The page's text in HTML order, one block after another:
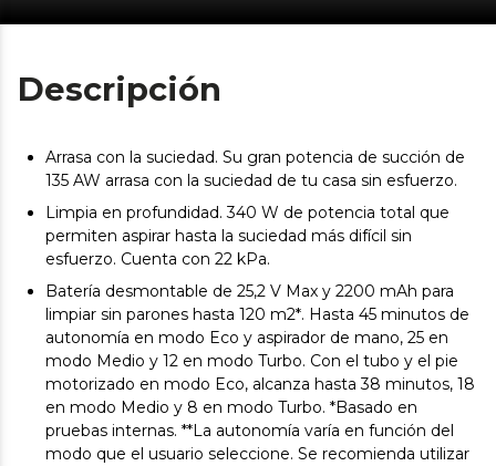
Descripción
Arrasa con la suciedad. Su gran potencia de succión de
135 AW arrasa con la suciedad de tu casa sin esfuerzo.
Limpia en profundidad. 340 W de potencia total que
permiten aspirar hasta la suciedad más difícil sin
esfuerzo. Cuenta con 22 kPa.
Batería desmontable de 25,2 V Max y 2200 mAh para
limpiar sin parones hasta 120 m2*. Hasta 45 minutos de
autonomía en modo Eco y aspirador de mano, 25 en
modo Medio y 12 en modo Turbo. Con el tubo y el pie
motorizado en modo Eco, alcanza hasta 38 minutos, 18
en modo Medio y 8 en modo Turbo. *Basado en
pruebas internas. **La autonomía varía en función del
modo que el usuario seleccione. Se recomienda utilizar